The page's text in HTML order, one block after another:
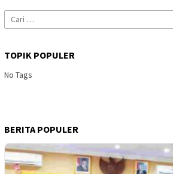
Cari
untuk:
TOPIK POPULER
No Tags
BERITA POPULER